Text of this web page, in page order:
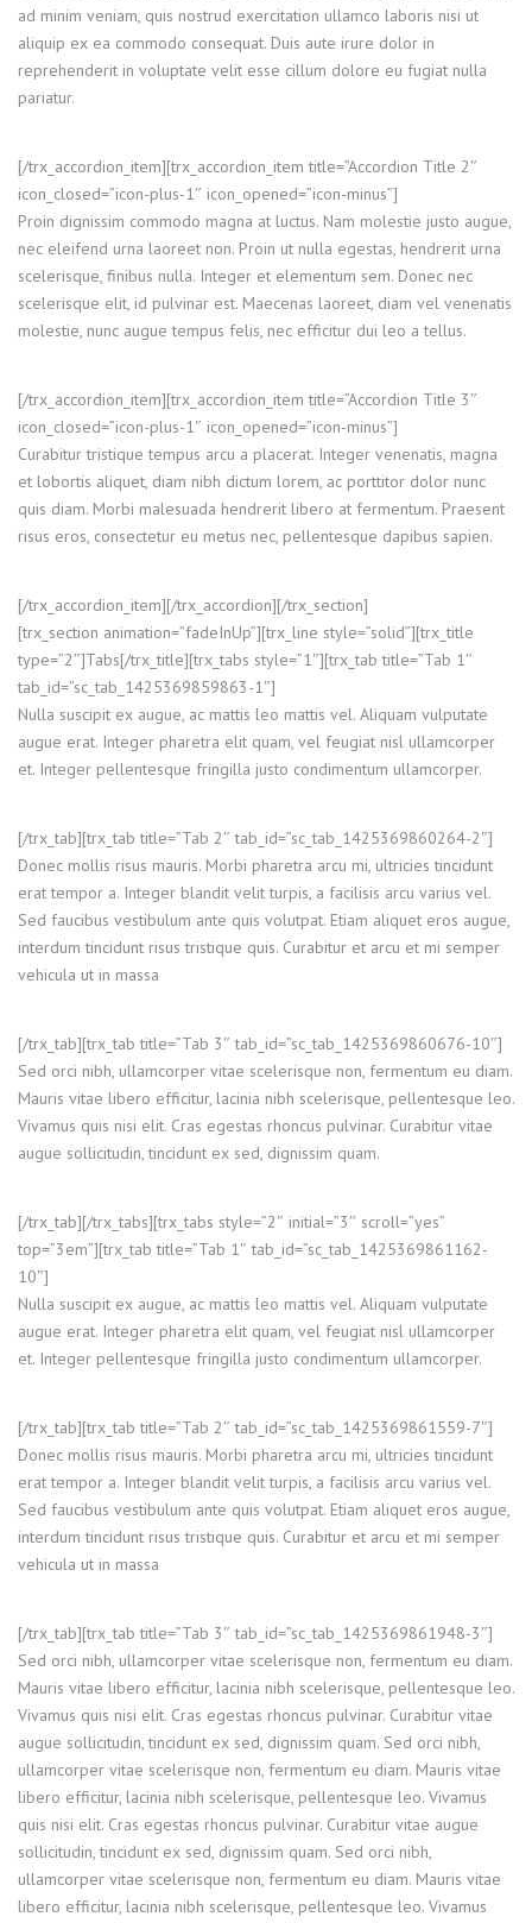
ad minim veniam, quis nostrud exercitation ullamco laboris nisi ut
aliquip ex ea commodo consequat. Duis aute irure dolor in
reprehenderit in voluptate velit esse cillum dolore eu fugiat nulla
pariatur.
[/trx_accordion_item][trx_accordion_item title=”Accordion Title 2″
icon_closed=”icon-plus-1″ icon_opened=”icon-minus”]
Proin dignissim commodo magna at luctus. Nam molestie justo augue,
nec eleifend urna laoreet non. Proin ut nulla egestas, hendrerit urna
scelerisque, finibus nulla. Integer et elementum sem. Donec nec
scelerisque elit, id pulvinar est. Maecenas laoreet, diam vel venenatis
molestie, nunc augue tempus felis, nec efficitur dui leo a tellus.
[/trx_accordion_item][trx_accordion_item title=”Accordion Title 3″
icon_closed=”icon-plus-1″ icon_opened=”icon-minus”]
Curabitur tristique tempus arcu a placerat. Integer venenatis, magna
et lobortis aliquet, diam nibh dictum lorem, ac porttitor dolor nunc
quis diam. Morbi malesuada hendrerit libero at fermentum. Praesent
risus eros, consectetur eu metus nec, pellentesque dapibus sapien.
[/trx_accordion_item][/trx_accordion][/trx_section]
[trx_section animation=”fadeInUp”][trx_line style=”solid”][trx_title
type=”2″]Tabs[/trx_title][trx_tabs style=”1″][trx_tab title=”Tab 1″
tab_id=”sc_tab_1425369859863-1″]
Nulla suscipit ex augue, ac mattis leo mattis vel. Aliquam vulputate
augue erat. Integer pharetra elit quam, vel feugiat nisl ullamcorper
et. Integer pellentesque fringilla justo condimentum ullamcorper.
[/trx_tab][trx_tab title=”Tab 2″ tab_id=”sc_tab_1425369860264-2″]
Donec mollis risus mauris. Morbi pharetra arcu mi, ultricies tincidunt
erat tempor a. Integer blandit velit turpis, a facilisis arcu varius vel.
Sed faucibus vestibulum ante quis volutpat. Etiam aliquet eros augue,
interdum tincidunt risus tristique quis. Curabitur et arcu et mi semper
vehicula ut in massa
[/trx_tab][trx_tab title=”Tab 3″ tab_id=”sc_tab_1425369860676-10″]
Sed orci nibh, ullamcorper vitae scelerisque non, fermentum eu diam.
Mauris vitae libero efficitur, lacinia nibh scelerisque, pellentesque leo.
Vivamus quis nisi elit. Cras egestas rhoncus pulvinar. Curabitur vitae
augue sollicitudin, tincidunt ex sed, dignissim quam.
[/trx_tab][/trx_tabs][trx_tabs style=”2″ initial=”3″ scroll=”yes”
top=”3em”][trx_tab title=”Tab 1″ tab_id=”sc_tab_1425369861162-
10″]
Nulla suscipit ex augue, ac mattis leo mattis vel. Aliquam vulputate
augue erat. Integer pharetra elit quam, vel feugiat nisl ullamcorper
et. Integer pellentesque fringilla justo condimentum ullamcorper.
[/trx_tab][trx_tab title=”Tab 2″ tab_id=”sc_tab_1425369861559-7″]
Donec mollis risus mauris. Morbi pharetra arcu mi, ultricies tincidunt
erat tempor a. Integer blandit velit turpis, a facilisis arcu varius vel.
Sed faucibus vestibulum ante quis volutpat. Etiam aliquet eros augue,
interdum tincidunt risus tristique quis. Curabitur et arcu et mi semper
vehicula ut in massa
[/trx_tab][trx_tab title=”Tab 3″ tab_id=”sc_tab_1425369861948-3″]
Sed orci nibh, ullamcorper vitae scelerisque non, fermentum eu diam.
Mauris vitae libero efficitur, lacinia nibh scelerisque, pellentesque leo.
Vivamus quis nisi elit. Cras egestas rhoncus pulvinar. Curabitur vitae
augue sollicitudin, tincidunt ex sed, dignissim quam. Sed orci nibh,
ullamcorper vitae scelerisque non, fermentum eu diam. Mauris vitae
libero efficitur, lacinia nibh scelerisque, pellentesque leo. Vivamus
quis nisi elit. Cras egestas rhoncus pulvinar. Curabitur vitae augue
sollicitudin, tincidunt ex sed, dignissim quam. Sed orci nibh,
ullamcorper vitae scelerisque non, fermentum eu diam. Mauris vitae
libero efficitur, lacinia nibh scelerisque, pellentesque leo. Vivamus